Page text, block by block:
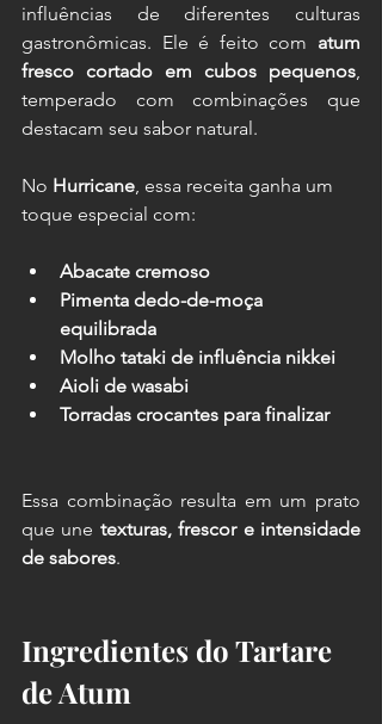
influências de diferentes culturas
gastronômicas. Ele é feito com atum
fresco cortado em cubos pequenos
temperado com combinações que
destacam seu sabor natural.
No Hurricane , essa receita ganha um
toque especial com:
Abacate cremoso
Pimenta dedo-de-moça
equilibrada
Molho tataki de influência nikkei
Aioli de wasabi
Torradas crocantes para finalizar
Essa combinação resulta em um prato
que une texturas, frescor e intensidade
de sabores.
Ingredientes do Tartare
de Atum